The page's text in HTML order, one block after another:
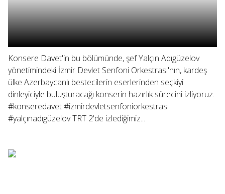
Konsere Davet'in bu bölümünde, şef Yalçın Adıgüzelov
yönetimindeki İzmir Devlet Senfoni Orkestrası'nın, kardeş
ülke Azerbaycanlı bestecilerin eserlerinden seçkiyi
dinleyiciyle buluşturacağı konserin hazırlık sürecini izliyoruz.
#konseredavet #izmirdevletsenfoniorkestrası
#yalçınadıgüzelov TRT 2'de izlediğimiz...